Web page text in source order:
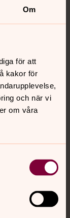
Om
för att
kakor för
och när vi
om våra